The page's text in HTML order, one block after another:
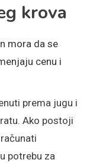
krova
mora da se
cenu i
prema jugu i
Ako postoji
potrebu za